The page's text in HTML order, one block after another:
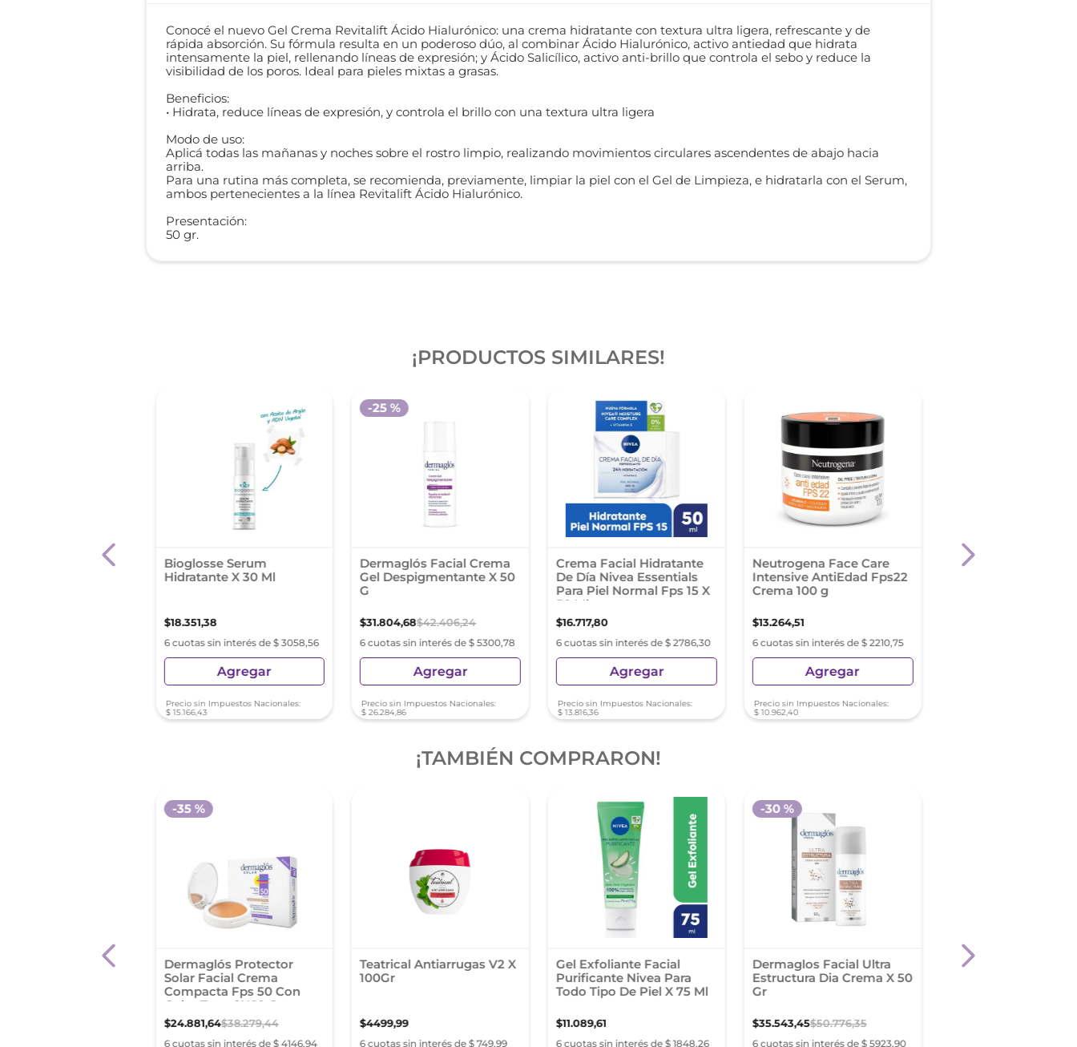
Conocé el nuevo Gel Crema Revitalift Ácido Hialurónico: una crema hidratante con textura ultra ligera, refrescante y de
rápida absorción. Su fórmula resulta en un poderoso dúo, al combinar Ácido Hialurónico, activo antiedad que hidrata
intensamente la piel, rellenando líneas de expresión; y Ácido Salicílico, activo anti-brillo que controla el sebo y reduce la
visibilidad de los poros. Ideal para pieles mixtas a grasas.
Beneficios:
• Hidrata, reduce líneas de expresión, y controla el brillo con una textura ultra ligera
Modo de uso:
Aplicá todas las mañanas y noches sobre el rostro limpio, realizando movimientos circulares ascendentes de abajo hacia
arriba.
Para una rutina más completa, se recomienda, previamente, limpiar la piel con el Gel de Limpieza, e hidratarla con el Serum,
ambos pertenecientes a la línea Revitalift Ácido Hialurónico.
Presentación:
50 gr.
¡PRODUCTOS SIMILARES!
Bioglosse Serum
Hidratante X 30 Ml
$18.351,38
6 cuotas sin interés de $ 3058,56
Agregar
Precio sin Impuestos Nacionales:
$ 15.166,43
Dermaglós Facial Crema
Gel Despigmentante X 50
G
$31.804,68$42.406,24
6 cuotas sin interés de $ 5300,78
-25 %
Agregar
Precio sin Impuestos Nacionales:
$ 26.284,86
Crema Facial Hidratante
De Día Nivea Essentials
Para Piel Normal Fps 15 X
50 Ml
$16.717,80
6 cuotas sin interés de $ 2786,30
Agregar
Precio sin Impuestos Nacionales:
$ 13.816,36
Neutrogena Face Care
Intensive AntiEdad Fps22
Crema 100 g
$13.264,51
6 cuotas sin interés de $ 2210,75
Agregar
Precio sin Impuestos Nacionales:
$ 10.962,40
Dermaglós Protector
¡TAMBIÉN COMPRARON!
Dermaglós Protector
Solar Facial Crema
Compacta Fps 50 Con
Color Tono 2X 10 Gr
$24.881,64$38.279,44
6 cuotas sin interés de $ 4146,94
-35 %
Teatrical Antiarrugas V2 X
100Gr
$4499,99
6 cuotas sin interés de $ 749,99
Gel Exfoliante Facial
Purificante Nivea Para
Todo Tipo De Piel X 75 Ml
$11.089,61
6 cuotas sin interés de $ 1848,26
Dermaglos Facial Ultra
Estructura Dia Crema X 50
Gr
$35.543,45$50.776,35
6 cuotas sin interés de $ 5923,90
-30 %
Dermaglos Cr.X 50 G